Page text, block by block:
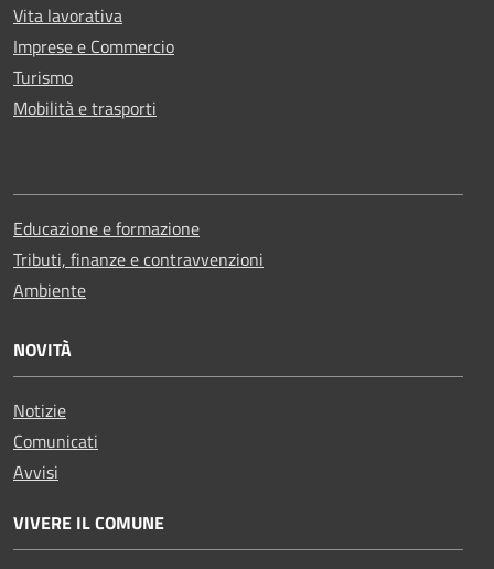
Vita lavorativa
Imprese e Commercio
Turismo
Mobilità e trasporti
Educazione e formazione
Tributi, finanze e contravvenzioni
Ambiente
NOVITÀ
Notizie
Comunicati
Avvisi
VIVERE IL COMUNE